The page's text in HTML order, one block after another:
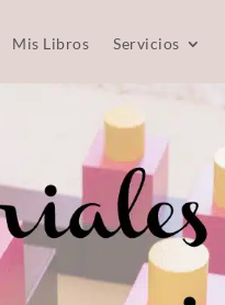
Mis Libros Servicios